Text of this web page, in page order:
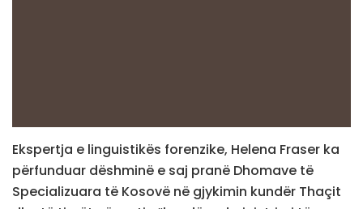
Ekspertja e linguistikës forenzike, Helena Fraser ka
përfunduar dëshminë e saj pranë Dhomave të
Specializuara të Kosovë në gjykimin kundër Thaçit